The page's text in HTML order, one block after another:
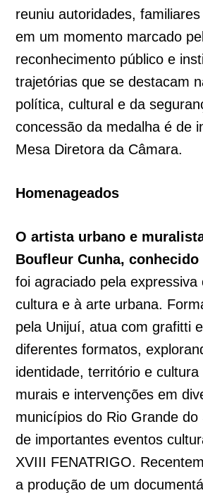
reuniu autoridades,
em um momento marcado
reconhecimento público e
trajetórias que se destacam
política, cultural e da
concessão da medalha é de
Mesa Diretora da Câmara.
Homenageados
O artista urbano e
Boufleur Cunha, conhecido
foi agraciado pela expressiva
cultura e à arte urbana.
pela Unijuí, atua com grafitti
diferentes formatos,
identidade, território e
murais e intervenções em
municípios do Rio Grande do
de importantes eventos
XVIII FENATRIGO.
a produção de um